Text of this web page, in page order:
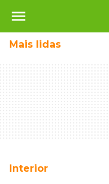
menu
Mais lidas
Interior